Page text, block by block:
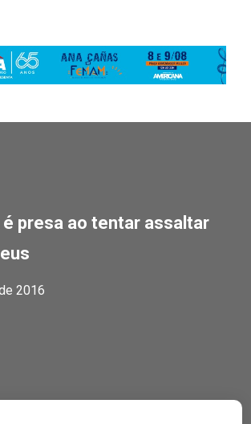
é presa ao tentar assaltar
2016